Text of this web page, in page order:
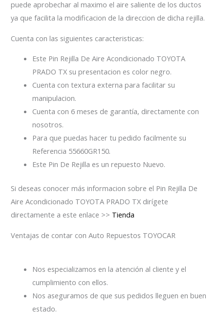
puede aprobechar al maximo el aire saliente de los ductos
ya que facilita la modificacion de la direccion de dicha rejilla.
Cuenta con las siguientes caracteristicas:
Este Pin Rejilla De Aire Acondicionado TOYOTA
PRADO TX su presentacion es color negro.
Cuenta con textura externa para facilitar su
manipulacion.
Cuenta con 6 meses de garantía, directamente con
nosotros.
Para que puedas hacer tu pedido facilmente su
Referencia 55660GR150.
Este Pin De Rejilla es un repuesto Nuevo.
Si deseas conocer más informacion sobre el Pin Rejilla De
Aire Acondicionado TOYOTA PRADO TX dirígete
directamente a este enlace >> Tienda
Ventajas de contar con Auto Repuestos TOYOCAR
Nos especializamos en la atención al cliente y el
cumplimiento con ellos.
Nos aseguramos de que sus pedidos lleguen en buen
estado.